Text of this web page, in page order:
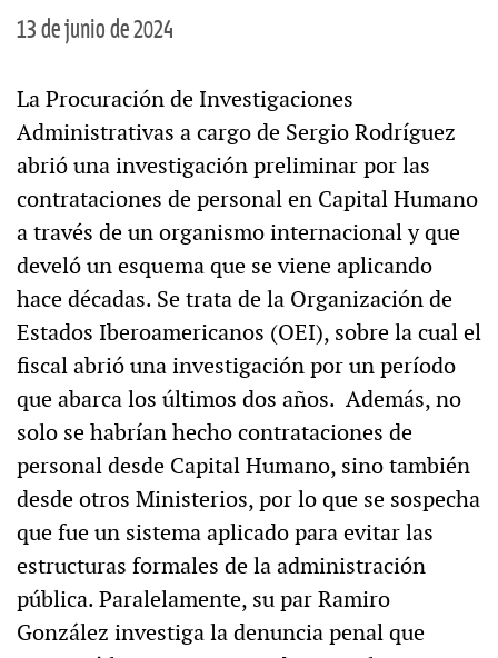
13 de junio de 2024
La Procuración de Investigaciones
Administrativas a cargo de Sergio Rodríguez
abrió una investigación preliminar por las
contrataciones de personal en Capital Humano
a través de un organismo internacional y que
develó un esquema que se viene aplicando
hace décadas. Se trata de la Organización de
Estados Iberoamericanos (OEI), sobre la cual el
fiscal abrió una investigación por un período
que abarca los últimos dos años. Además, no
solo se habrían hecho contrataciones de
personal desde Capital Humano, sino también
desde otros Ministerios, por lo que se sospecha
que fue un sistema aplicado para evitar las
estructuras formales de la administración
pública. Paralelamente, su par Ramiro
González investiga la denuncia penal que